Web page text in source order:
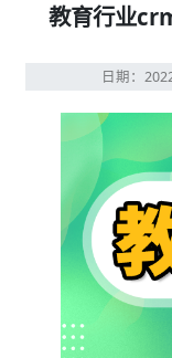
教育行业
日期：